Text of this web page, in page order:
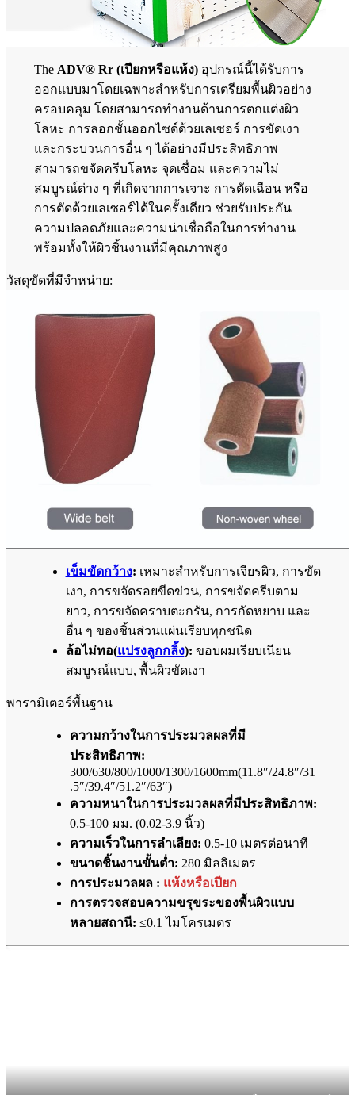
The ADV® Rr (เปียกหรือแห้ง)อุปกรณ์นี้ได้รับการ
ออกแบบมาโดยเฉพาะสำหรับการเตรียมพื้นผิวอย่าง
ครอบคลุม โดยสามารถทำงานด้านการตกแต่งผิว
โลหะ การลอกชั้นออกไซด์ด้วยเลเซอร์ การขัดเงา
และกระบวนการอื่น ๆ ได้อย่างมีประสิทธิภาพ
สามารถขจัดครีบโลหะ จุดเชื่อม และความไม่
สมบูรณ์ต่าง ๆ ที่เกิดจากการเจาะ การตัดเฉือน หรือ
การตัดด้วยเลเซอร์ได้ในครั้งเดียว ช่วยรับประกัน
ความปลอดภัยและความน่าเชื่อถือในการทำงาน
พร้อมทั้งให้ผิวชิ้นงานที่มีคุณภาพสูง
วัสดุขัดที่มีจำหน่าย:
เข็มขัดกว้าง: เหมาะสำหรับการเจียรผิว, การขัด
เงา, การขจัดรอยขีดข่วน, การขจัดครีบตาม
ยาว, การขจัดคราบตะกรัน, การกัดหยาบ และ
อื่น ๆ ของชิ้นส่วนแผ่นเรียบทุกชนิด
ล้อไม่ทอ(แปรงลูกกลิ้ง): ขอบผมเรียบเนียน
สมบูรณ์แบบ, พื้นผิวขัดเงา
พารามิเตอร์พื้นฐาน
ความกว้างในการประมวลผลที่มี
ประสิทธิภาพ:
300/630/800/1000/1300/1600mm(11.8″/24.8″/31
.5″/39.4″/51.2″/63″)
ความหนาในการประมวลผลที่มีประสิทธิภาพ:
0.5-100 มม. (0.02-3.9 นิ้ว)
ความเร็วในการลำเลียง: 0.5-10 เมตรต่อนาที
ขนาดชิ้นงานขั้นต่ำ: 280 มิลลิเมตร
การประมวลผล : แห้งหรือเปียก
การตรวจสอบความขรุขระของพื้นผิวแบบ
หลายสถานี: ≤0.1 ไมโครเมตร